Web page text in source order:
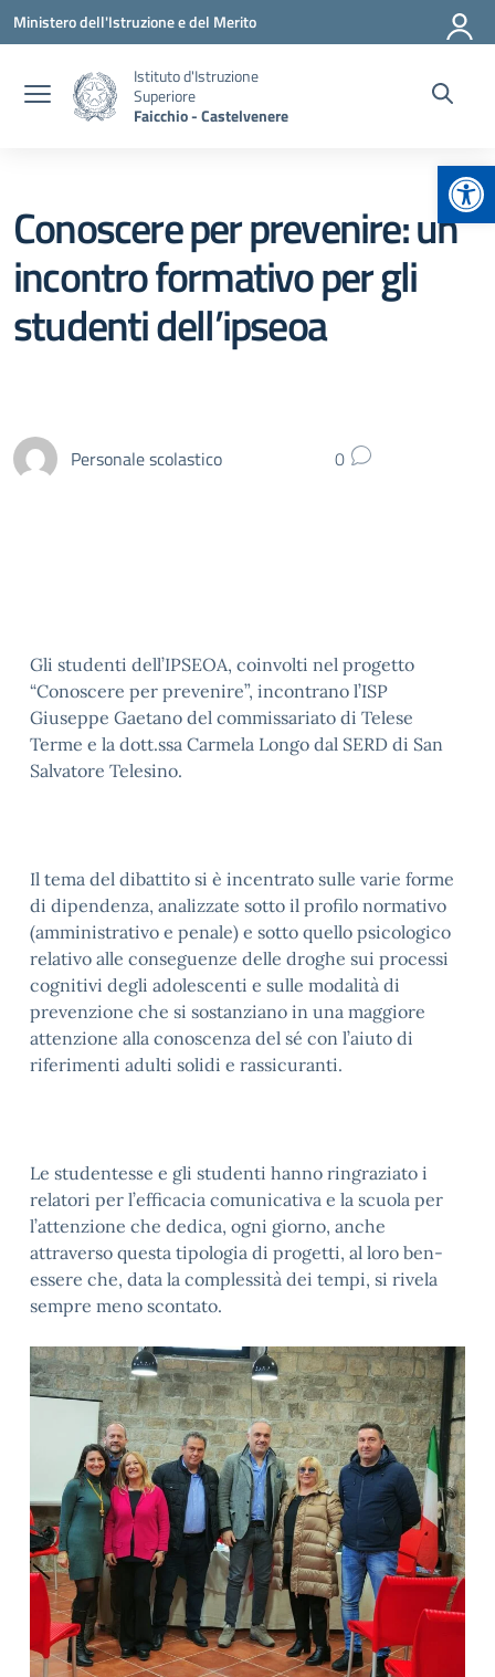
Vai ai contenuti
Vai al menu di navigazione
Vai al footer
Ministero dell'Istruzione e del Merito
Istituto d'Istruzione
Superiore
Faicchio - Castelvenere
Conoscere per prevenire: un
incontro formativo per gli
studenti dell’ipseoa
Personale scolastico 0
Gli studenti dell’IPSEOA, coinvolti nel progetto
“Conoscere per prevenire”, incontrano l’ISP
Giuseppe Gaetano del commissariato di Telese
Terme e la dott.ssa Carmela Longo dal SERD di San
Salvatore Telesino.
Il tema del dibattito si è incentrato sulle varie forme
di dipendenza, analizzate sotto il profilo normativo
(amministrativo e penale) e sotto quello psicologico
relativo alle conseguenze delle droghe sui processi
cognitivi degli adolescenti e sulle modalità di
prevenzione che si sostanziano in una maggiore
attenzione alla conoscenza del sé con l’aiuto di
riferimenti adulti solidi e rassicuranti.
Le studentesse e gli studenti hanno ringraziato i
relatori per l’efficacia comunicativa e la scuola per
l’attenzione che dedica, ogni giorno, anche
attraverso questa tipologia di progetti, al loro ben-
essere che, data la complessità dei tempi, si rivela
sempre meno scontato.